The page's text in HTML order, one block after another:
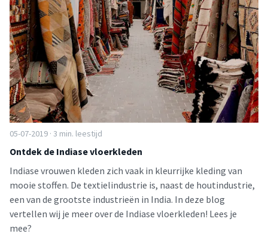
05-07-2019 · 3 min. leestijd
Ontdek de Indiase vloerkleden
Indiase vrouwen kleden zich vaak in kleurrijke kleding van
mooie stoffen. De textielindustrie is, naast de houtindustrie,
een van de grootste industrieën in India. In deze blog
vertellen wij je meer over de Indiase vloerkleden! Lees je
mee?